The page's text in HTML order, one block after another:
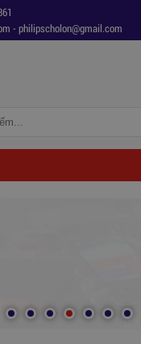
- philipscholon@gmail.com